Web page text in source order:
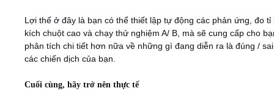
Lợi thế ở đây là bạn có thể thiết lập tự động các phản ứng, đo tỉ
kích chuột cao và chạy thử nghiệm A/ B, mà sẽ cung cấp cho
phân tích chi tiết hơn nữa về những gì đang diễn ra là đúng /
các chiến dịch của bạn.
Cuối cùng, hãy trở nên thực tế